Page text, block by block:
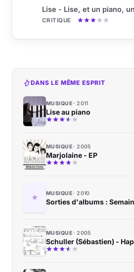
Lise - Lise, et un piano,
CRITIQUE
DANS LE MÊME ESPRIT
MUSIQUE 2011
Lise au piano
MUSIQUE 2005
Marjolaine - EP
MUSIQUE 2010
Sorties d'albums :
MUSIQUE 2005
Schuller (Sébastien) -